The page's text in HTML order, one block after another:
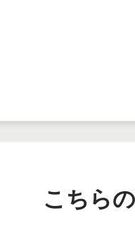
こちら